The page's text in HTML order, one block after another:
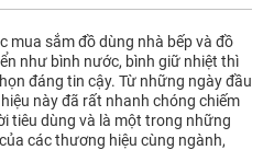
mua sắm đồ dùng nhà bếp và đồ
như bình nước, bình giữ nhiệt thì
đáng tin cậy. Từ những ngày đầu
này đã rất nhanh chóng chiếm
tiêu dùng và là một trong những
các thương hiệu cùng ngành,